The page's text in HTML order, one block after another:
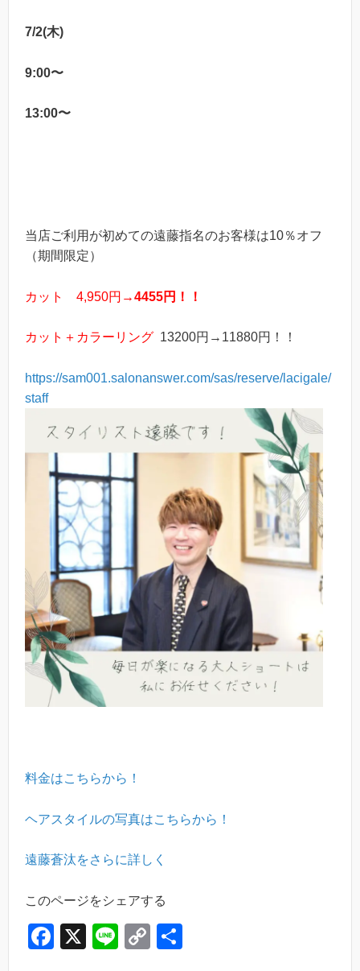
7/2(木)
9:00〜
13:00〜
当店ご利用が初めての遠藤指名のお客様は10％オフ
（期間限定）
カット 4,950円→4455円！！
カット＋カラーリング 13200円→11880円！！
https://sam001.salonanswer.com/sas/reserve/lacigale/
staff
料金はこちらから！
ヘアスタイルの写真はこちらから！
遠藤蒼汰をさらに詳しく
このページをシェアする
F
X
Li
C